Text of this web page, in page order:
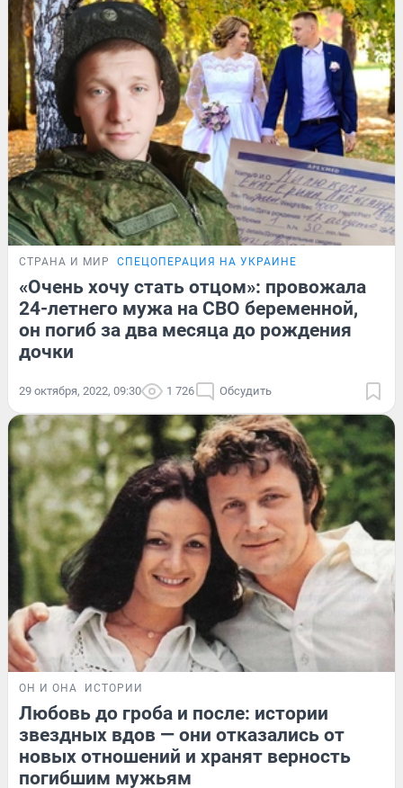
СТРАНА И МИР СПЕЦОПЕРАЦИЯ НА УКРАИНЕ
«Очень хочу стать отцом»: провожала
24-летнего мужа на СВО беременной,
он погиб за два месяца до рождения
дочки
29 октября, 2022, 09:30 1 726 Обсудить
ОН И ОНА ИСТОРИИ
Любовь до гроба и после: истории
звездных вдов — они отказались от
новых отношений и хранят верность
погибшим мужьям